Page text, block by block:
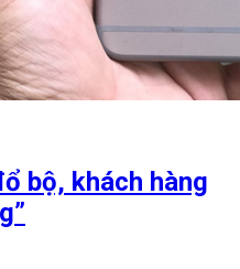
bộ, khách hàng